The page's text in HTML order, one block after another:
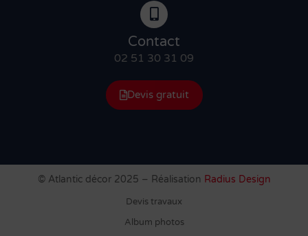
Contact
02 51 30 31 09
Devis gratuit
© Atlantic décor 2025 – Réalisation Radius Design
Devis travaux
Album photos